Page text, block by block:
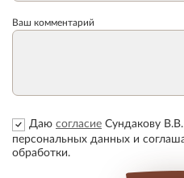
Ваш комментарий
Даю согласие Сундакову
персональных данных и
обработки.